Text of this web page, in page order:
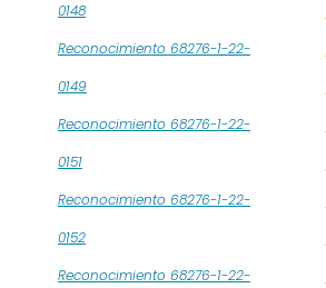
0148
Reconocimiento 68276-1-22-
0149
Reconocimiento 68276-1-22-
0151
Reconocimiento 68276-1-22-
0152
Reconocimiento 68276-1-22-